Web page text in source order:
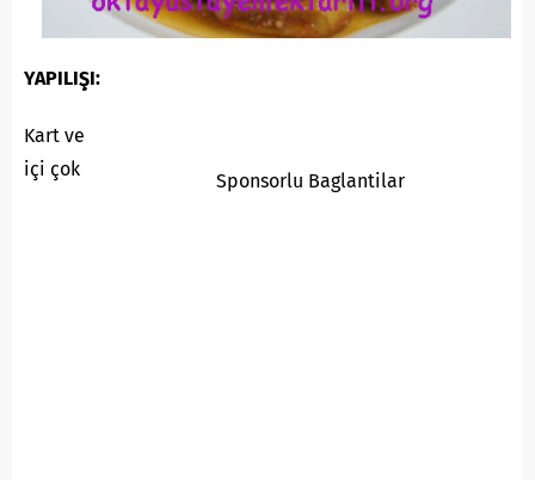
YAPILIŞI:
Sponsorlu Baglantilar
Kart ve
içi çok